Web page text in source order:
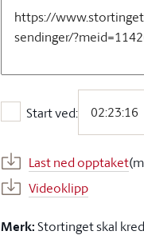
Start ved:
Start ved:
Last ned opptaket
Videoklipp
Merk:Stortinget skal